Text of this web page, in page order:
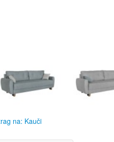
na: Kauči